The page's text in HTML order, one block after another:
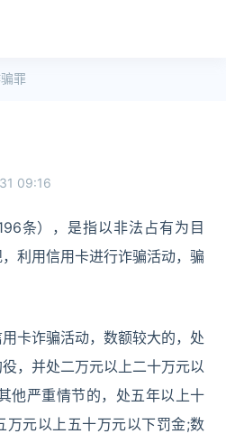
罪
09:16
条），是指以非法占有为目
利用信用卡进行诈骗活动，骗
卡诈骗活动，数额较大的，处
，并处二万元以上二十万元以
他严重情节的，处五年以上十
万元以上五十万元以下罚金;数